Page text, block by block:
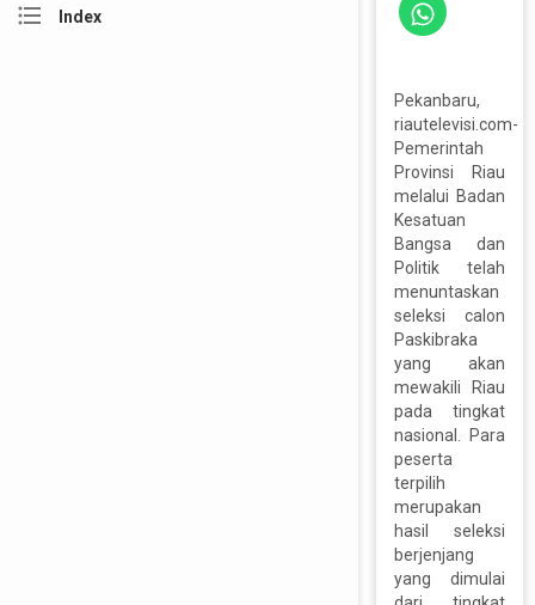
format_list_bulleted Index
Pekanbaru,
riautelevisi.com-
Pemerintah
Provinsi Riau
melalui Badan
Kesatuan
Bangsa dan
Politik telah
menuntaskan
seleksi calon
Paskibraka
yang akan
mewakili Riau
pada tingkat
nasional. Para
peserta
terpilih
merupakan
hasil seleksi
berjenjang
yang dimulai